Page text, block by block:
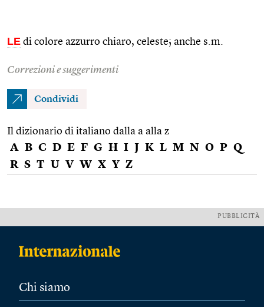
LE di colore azzurro chiaro, celeste; anche s.m.
Correzioni e suggerimenti
Condividi
Il dizionario di italiano dalla a alla z
A B C D E F G H I J K L M N O P Q
R S T U V W X Y Z
PUBBLICITÀ
Chi siamo